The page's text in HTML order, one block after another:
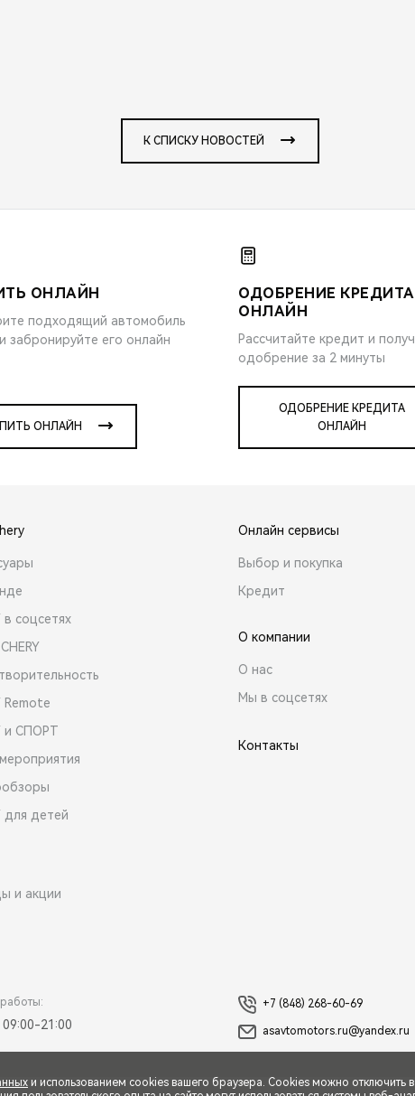
К СПИСКУ НОВОСТЕЙ
ОНЛАЙН
подходящий автомобиль
забронируйте его онлайн
ОНЛАЙН
ОДОБРЕНИЕ КРЕДИТА
ОНЛАЙН
Рассчитайте кредит и
одобрение за 2 минуты
ОДОБРЕНИЕ КРЕДИТА
ОНЛАЙН
в соцсетях
Remote
и СПОРТ
для детей
и акции
Онлайн сервисы
Выбор и покупка
Кредит
О компании
О нас
Мы в соцсетях
Контакты
21:00
+7 (848) 268-60-69
asavtomotors.ru@yandex.ru
и использованием cookies вашего браузера. Cookies можно отключить